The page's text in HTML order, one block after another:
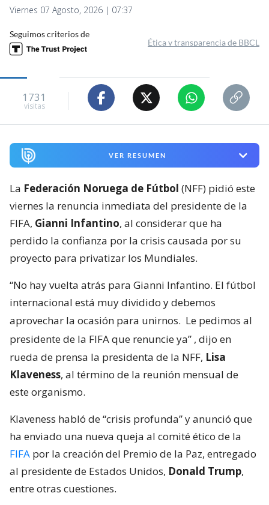
Viernes 07 Agosto, 2026 | 07:37
Seguimos criterios de
Ética y transparencia de BBCL
1731
visitas
VER RESUMEN
La Federación Noruega de Fútbol (NFF) pidió este
viernes la renuncia inmediata del presidente de la
FIFA, Gianni Infantino, al considerar que ha
perdido la confianza por la crisis causada por su
proyecto para privatizar los Mundiales.
“No hay vuelta atrás para Gianni Infantino. El fútbol
internacional está muy dividido y debemos
aprovechar la ocasión para unirnos. Le pedimos al
presidente de la FIFA que renuncie ya” , dijo en
rueda de prensa la presidenta de la NFF, Lisa
Klaveness, al término de la reunión mensual de
este organismo.
Klaveness habló de “crisis profunda” y anunció que
ha enviado una nueva queja al comité ético de la
FIFA por la creación del Premio de la Paz, entregado
al presidente de Estados Unidos, Donald Trump,
entre otras cuestiones.